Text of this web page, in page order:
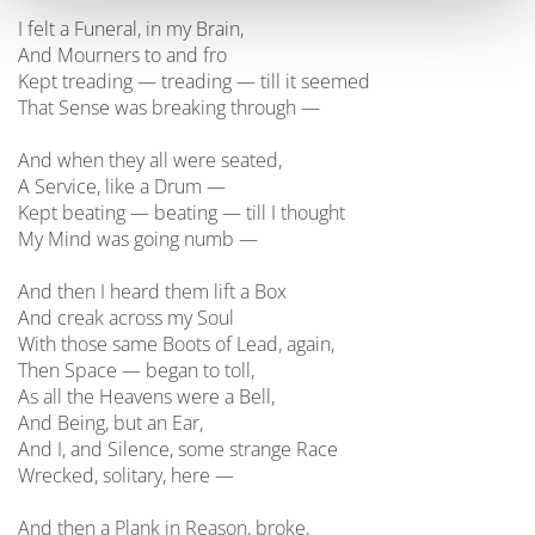
I felt a Funeral, in my Brain,
And Mourners to and fro
Kept treading — treading — till it seemed
That Sense was breaking through —
And when they all were seated,
A Service, like a Drum —
Kept beating — beating — till I thought
My Mind was going numb —
And then I heard them lift a Box
And creak across my Soul
With those same Boots of Lead, again,
Then Space — began to toll,
As all the Heavens were a Bell,
And Being, but an Ear,
And I, and Silence, some strange Race
Wrecked, solitary, here —
And then a Plank in Reason, broke,